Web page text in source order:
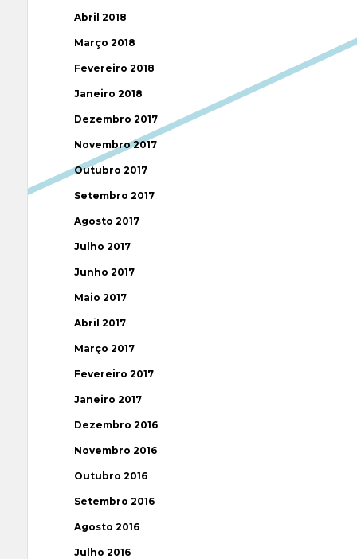
Abril 2018
Março 2018
Fevereiro 2018
Janeiro 2018
Dezembro 2017
Novembro 2017
Outubro 2017
Setembro 2017
Agosto 2017
Julho 2017
Junho 2017
Maio 2017
Abril 2017
Março 2017
Fevereiro 2017
Janeiro 2017
Dezembro 2016
Novembro 2016
Outubro 2016
Setembro 2016
Agosto 2016
Julho 2016